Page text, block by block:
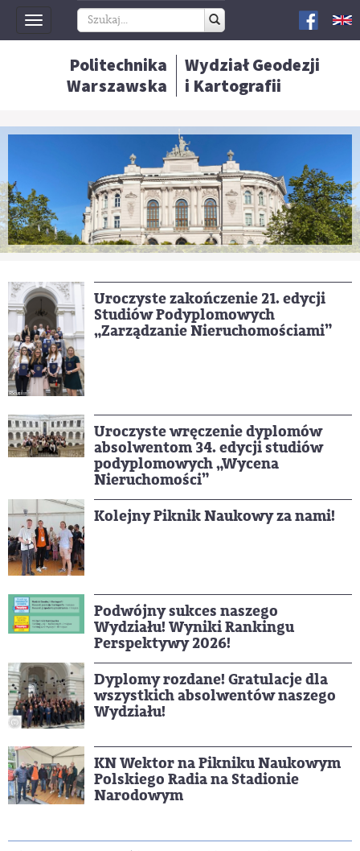
Toggle
navigation
Politechnika
Warszawska
Wydział Geodezji
i Kartografii
Uroczyste zakończenie 21. edycji
Studiów Podyplomowych
„Zarządzanie Nieruchomościami”
Uroczyste wręczenie dyplomów
absolwentom 34. edycji studiów
podyplomowych „Wycena
Nieruchomości”
Kolejny Piknik Naukowy za nami!
Podwójny sukces naszego
Wydziału! Wyniki Rankingu
Perspektywy 2026!
Dyplomy rozdane! Gratulacje dla
wszystkich absolwentów naszego
Wydziału!
KN Wektor na Pikniku Naukowym
Polskiego Radia na Stadionie
Narodowym